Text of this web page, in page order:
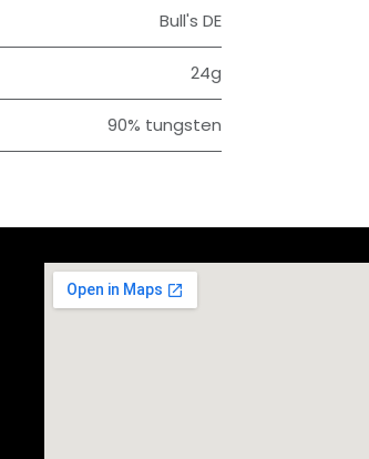
Bull's DE
24g
90% tungsten